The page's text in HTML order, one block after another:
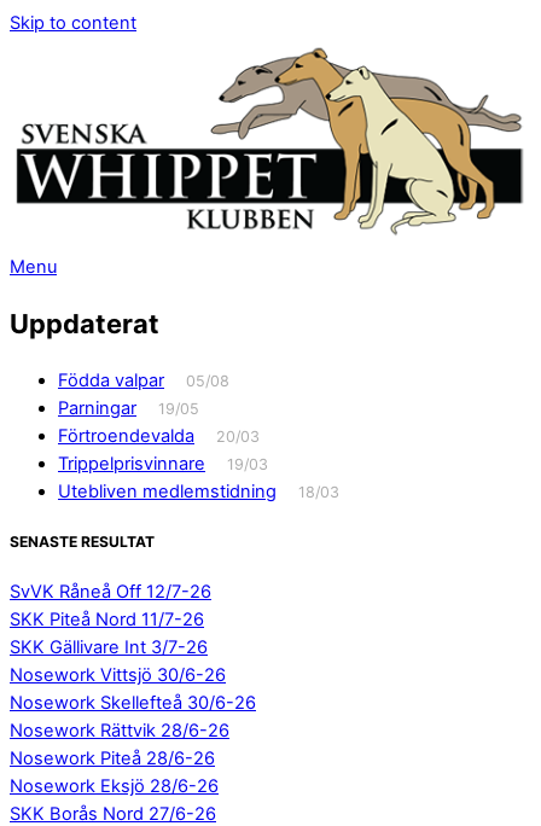
Skip to content
Menu
Uppdaterat
Födda valpar 05/08
Parningar 19/05
Förtroendevalda 20/03
Trippelprisvinnare 19/03
Utebliven medlemstidning 18/03
SENASTE RESULTAT
SvVK Råneå Off 12/7-26
SKK Piteå Nord 11/7-26
SKK Gällivare Int 3/7-26
Nosework Vittsjö 30/6-26
Nosework Skellefteå 30/6-26
Nosework Rättvik 28/6-26
Nosework Piteå 28/6-26
Nosework Eksjö 28/6-26
SKK Borås Nord 27/6-26